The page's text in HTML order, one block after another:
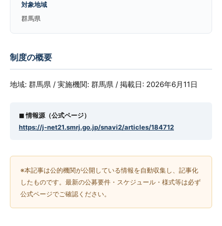
対象地域
群馬県
制度の概要
地域: 群馬県 / 実施機関: 群馬県 / 掲載日: 2026年6月11日
◼︎ 情報源（公式ページ）
https://j-net21.smrj.go.jp/snavi2/articles/184712
※本記事は公的機関が公開している情報を自動収集し、記事化
したものです。最新の公募要件・スケジュール・様式等は必ず
公式ページでご確認ください。